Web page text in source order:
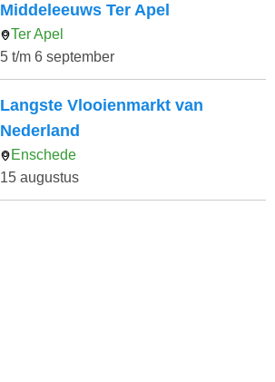
Middeleeuws Ter Apel
Ter Apel
5 t/m 6 september
Langste Vlooienmarkt van
Nederland
Enschede
15 augustus